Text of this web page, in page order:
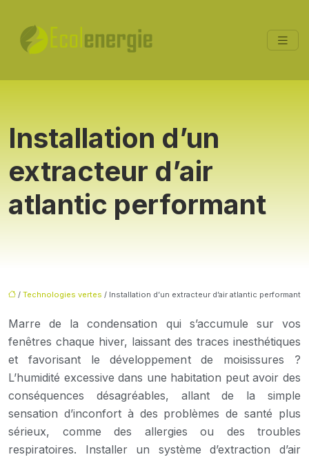
Installation d’un
extracteur d’air
atlantic performant
/ Technologies vertes / Installation d’un extracteur d’air atlantic performant
Marre de la condensation qui s’accumule sur vos
fenêtres chaque hiver, laissant des traces inesthétiques
et favorisant le développement de moisissures ?
L’humidité excessive dans une habitation peut avoir des
conséquences désagréables, allant de la simple
sensation d’inconfort à des problèmes de santé plus
sérieux, comme des allergies ou des troubles
respiratoires. Installer un système d’extraction d’air